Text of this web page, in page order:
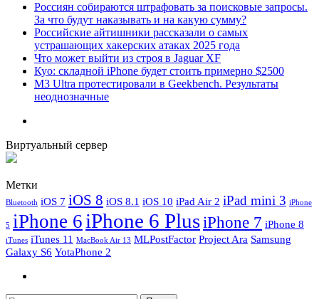
Россиян собираются штрафовать за поисковые запросы.
За что будут наказывать и на какую сумму?
Российские айтишники рассказали о самых
устрашающих хакерских атаках 2025 года
Что может выйти из строя в Jaguar XF
Куо: складной iPhone будет стоить примерно $2500
M3 Ultra протестировали в Geekbench. Результаты
неоднозначные
Виртуальный сервер
Метки
Bluetooth iOS 7 iOS 8 iOS 8.1 iOS 10 iPad Air 2 iPad mini 3 iPhone
5 iPhone 6iPhone 6 PlusiPhone 7 iPhone 8
iTunes iTunes 11 MacBook Air 13 MLPostFactor Project Ara Samsung
Galaxy S6 YotaPhone 2